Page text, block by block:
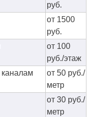
руб.
от 1500
руб.
от 100
руб./этаж
каналам
от 50 руб./
метр
от 30 руб./
метр